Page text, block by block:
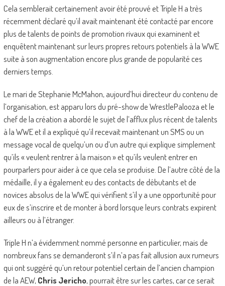
Cela semblerait certainement avoir été prouvé et Triple H a très
récemment déclaré qu’il avait maintenant été contacté par encore
plus de talents de points de promotion rivaux qui examinent et
enquêtent maintenant sur leurs propres retours potentiels à la WWE
suite à son augmentation encore plus grande de popularité ces
derniers temps.
Le mari de Stephanie McMahon, aujourd’hui directeur du contenu de
l’organisation, est apparu lors du pré-show de WrestlePalooza et le
chef de la création a abordé le sujet de l’afflux plus récent de talents
à la WWE et il a expliqué qu’il recevait maintenant un SMS ou un
message vocal de quelqu’un ou d’un autre qui explique simplement
qu’ils « veulent rentrer à la maison » et qu’ils veulent entrer en
pourparlers pour aider à ce que cela se produise. De l’autre côté de la
médaille, il y a également eu des contacts de débutants et de
novices absolus de la WWE qui vérifient s’il y a une opportunité pour
eux de s’inscrire et de monter à bord lorsque leurs contrats expirent
ailleurs ou à l’étranger.
Triple H n’a évidemment nommé personne en particulier, mais de
nombreux fans se demanderont s’il n’a pas fait allusion aux rumeurs
qui ont suggéré qu’un retour potentiel certain de l’ancien champion
de la AEW, Chris Jericho, pourrait être sur les cartes, car ce serait